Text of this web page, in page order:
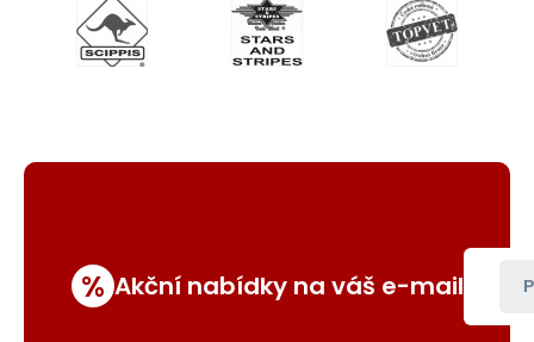
% Akční nabídky na váš e-mail